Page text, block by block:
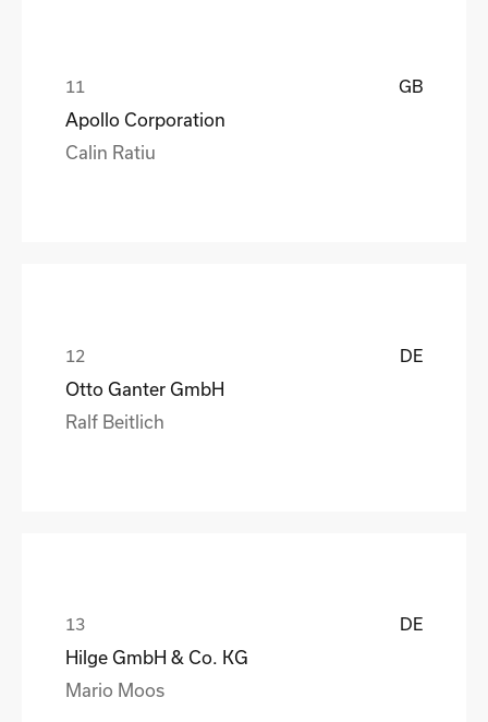
GB
Apollo Corporation
Calin Ratiu
DE
Otto Ganter GmbH
Ralf Beitlich
DE
Hilge GmbH & Co. KG
Mario Moos